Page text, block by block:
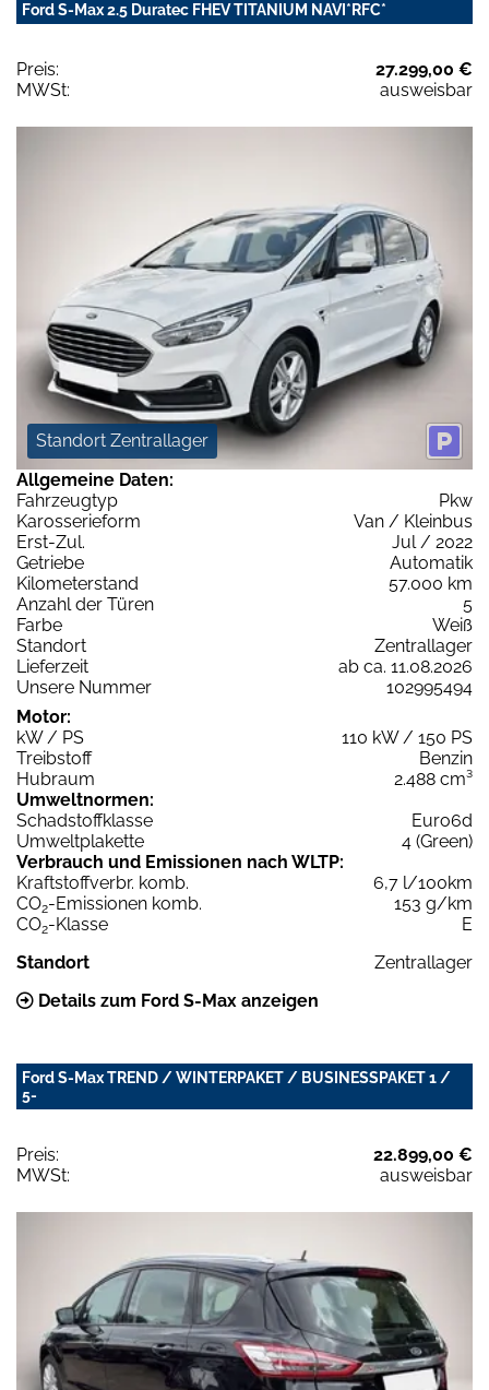
Ford S-Max 2.5 Duratec FHEV TITANIUM NAVI*RFC*
Preis:
27.299,00 €
MWSt:
ausweisbar
Standort Zentrallager
Allgemeine Daten:
Fahrzeugtyp
Pkw
Karosserieform
Van / Kleinbus
Erst-Zul.
Jul / 2022
Getriebe
Automatik
Kilometerstand
57.000 km
Anzahl der Türen
5
Farbe
Weiß
Standort
Zentrallager
Lieferzeit
ab ca. 11.08.2026
Unsere Nummer
102995494
Motor:
kW / PS
110 kW / 150 PS
Treibstoff
Benzin
Hubraum
2.488 cm³
Umweltnormen:
Schadstoffklasse
Euro6d
Umweltplakette
4 (Green)
Verbrauch und Emissionen nach WLTP:
Kraftstoffverbr. komb.
6,7 l/100km
CO2-Emissionen komb.
153 g/km
CO2-Klasse
E
Standort
Zentrallager
Details zum Ford S-Max anzeigen
Ford S-Max TREND / WINTERPAKET / BUSINESSPAKET 1 /
5-
Preis:
22.899,00 €
MWSt:
ausweisbar